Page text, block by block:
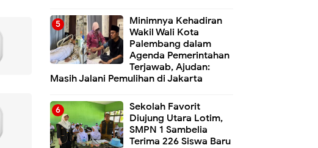
Minimnya Kehadiran
Wakil Wali Kota
Palembang dalam
Agenda Pemerintahan
Terjawab, Ajudan:
Masih Jalani Pemulihan di Jakarta
Sekolah Favorit
Diujung Utara Lotim,
SMPN 1 Sambelia
Terima 226 Siswa Baru ‎